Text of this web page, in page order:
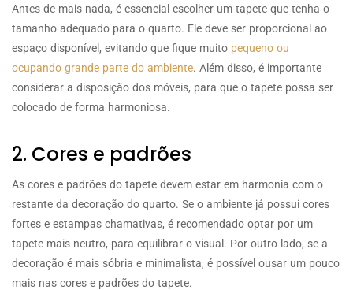
Antes de mais nada, é essencial escolher um tapete que tenha o
tamanho adequado para o quarto. Ele deve ser proporcional ao
espaço disponível, evitando que fique muito pequeno ou
ocupando grande parte do ambiente. Além disso, é importante
considerar a disposição dos móveis, para que o tapete possa ser
colocado de forma harmoniosa.
2. Cores e padrões
As cores e padrões do tapete devem estar em harmonia com o
restante da decoração do quarto. Se o ambiente já possui cores
fortes e estampas chamativas, é recomendado optar por um
tapete mais neutro, para equilibrar o visual. Por outro lado, se a
decoração é mais sóbria e minimalista, é possível ousar um pouco
mais nas cores e padrões do tapete.